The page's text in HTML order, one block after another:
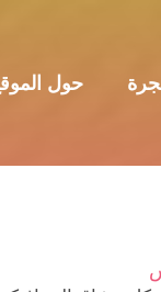
حول